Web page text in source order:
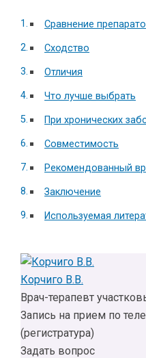
Сравнение
Сходство
Отличия
Что лучше выбрать
При хронических
Совместимость
Рекомендованный
Заключение
Используемая
Корчиго В.В.
Врач-терапевт
Запись на прием по
(регистратура)
Задать вопрос